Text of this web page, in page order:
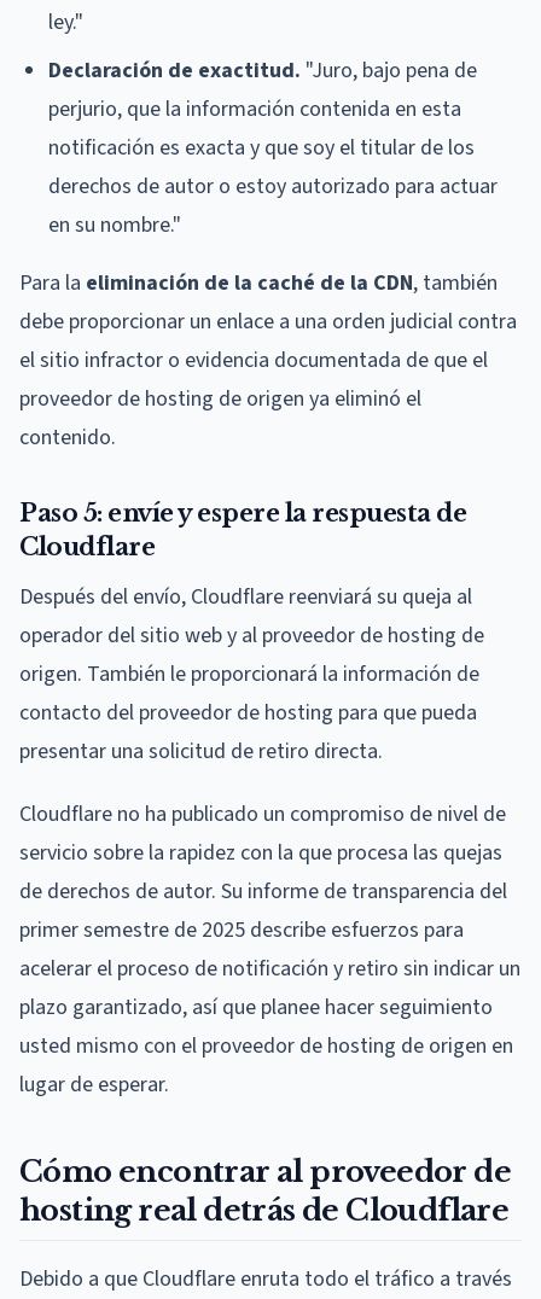
ley."
Declaración de exactitud. "Juro, bajo pena de
perjurio, que la información contenida en esta
notificación es exacta y que soy el titular de los
derechos de autor o estoy autorizado para actuar
en su nombre."
Para la eliminación de la caché de la CDN, también
debe proporcionar un enlace a una orden judicial contra
el sitio infractor o evidencia documentada de que el
proveedor de hosting de origen ya eliminó el
contenido.
Paso 5: envíe y espere la respuesta de
Cloudflare
Después del envío, Cloudflare reenviará su queja al
operador del sitio web y al proveedor de hosting de
origen. También le proporcionará la información de
contacto del proveedor de hosting para que pueda
presentar una solicitud de retiro directa.
Cloudflare no ha publicado un compromiso de nivel de
servicio sobre la rapidez con la que procesa las quejas
de derechos de autor. Su informe de transparencia del
primer semestre de 2025 describe esfuerzos para
acelerar el proceso de notificación y retiro sin indicar un
plazo garantizado, así que planee hacer seguimiento
usted mismo con el proveedor de hosting de origen en
lugar de esperar.
Cómo encontrar al proveedor de
hosting real detrás de Cloudflare
Debido a que Cloudflare enruta todo el tráfico a través